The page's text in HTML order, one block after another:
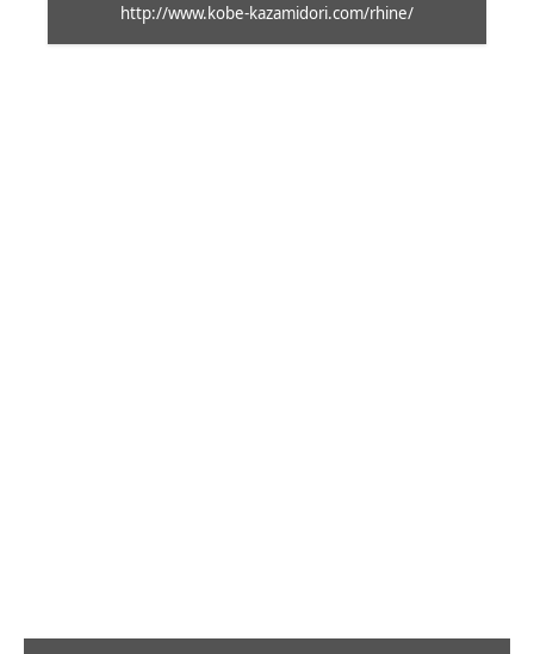
http://www.kobe-kazamidori.com/rhine/